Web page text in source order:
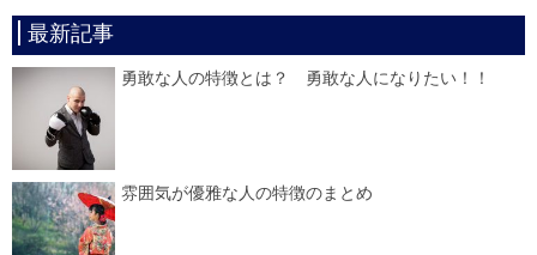
最新記事
勇敢な人の特徴とは？ 勇敢な人になりたい！！
雰囲気が優雅な人の特徴のまとめ